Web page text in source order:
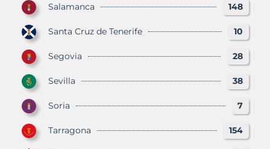
Salamanca 148
Santa Cruz de Tenerife 10
Segovia 28
Sevilla 38
Soria 7
Tarragona 154